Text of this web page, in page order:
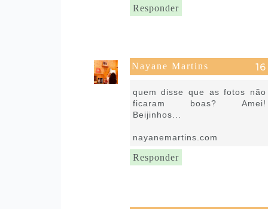
Responder
Nayane Martins
quem disse que as fotos não
ficaram boas? Amei!
Beijinhos...
nayanemartins.com
Responder